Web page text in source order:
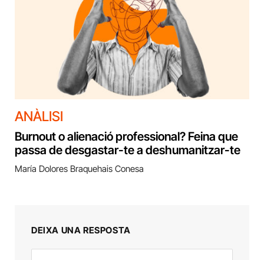
ANÀLISI
Burnout o alienació professional? Feina que
passa de desgastar-te a deshumanitzar-te
María Dolores Braquehais Conesa
DEIXA UNA RESPOSTA